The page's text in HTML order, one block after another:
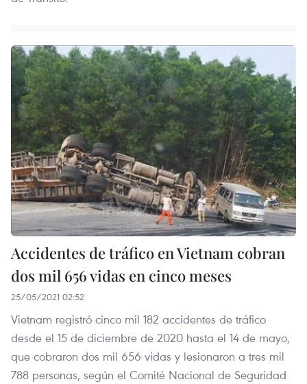
Accidentes de tráfico en Vietnam cobran
dos mil 656 vidas en cinco meses
25/05/2021 02:52
Vietnam registró cinco mil 182 accidentes de tráfico
desde el 15 de diciembre de 2020 hasta el 14 de mayo,
que cobraron dos mil 656 vidas y lesionaron a tres mil
788 personas, según el Comité Nacional de Seguridad